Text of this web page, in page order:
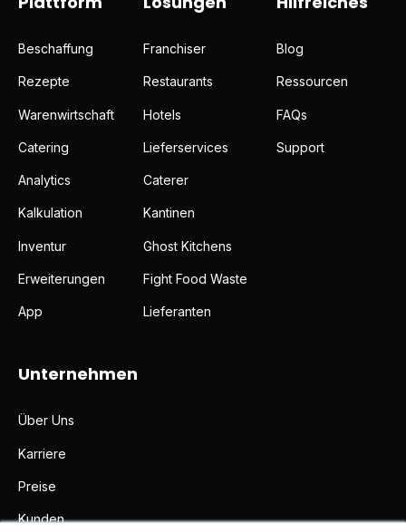
Beschaffung
Rezepte
Warenwirtschaft
Catering
Analytics
Kalkulation
Inventur
Erweiterungen
App
Franchiser
Restaurants
Hotels
Lieferservices
Caterer
Kantinen
Ghost Kitchens
Fight Food Waste
Lieferanten
Blog
Ressourcen
FAQs
Support
Unternehmen
Über Uns
Karriere
Preise
Kunden